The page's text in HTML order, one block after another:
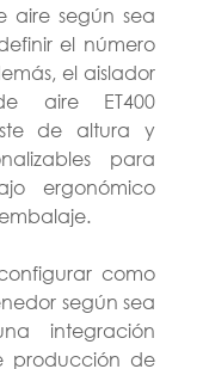
aire según sea
el número
el aislador
aire ET400
de altura y
para
ergonómico
como
según sea
integración
producción de